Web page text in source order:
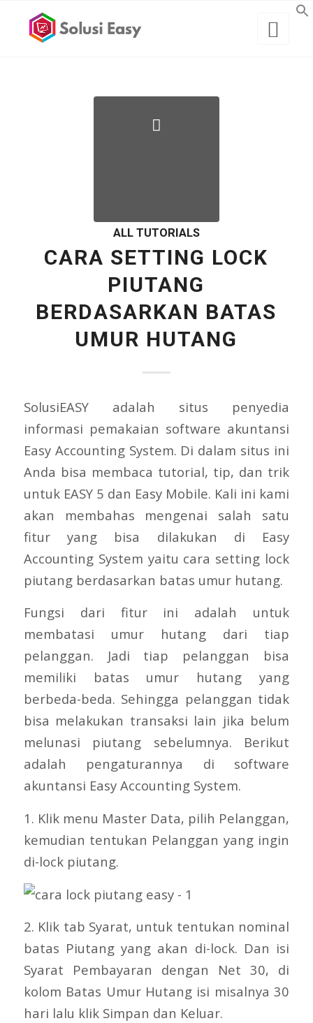
ALL TUTORIALS
CARA SETTING LOCK
PIUTANG
BERDASARKAN BATAS
UMUR HUTANG
SolusiEASY adalah situs penyedia
informasi pemakaian software akuntansi
Easy Accounting System. Di dalam situs ini
Anda bisa membaca tutorial, tip, dan trik
untuk EASY 5 dan Easy Mobile. Kali ini kami
akan membahas mengenai salah satu
fitur yang bisa dilakukan di Easy
Accounting System yaitu cara setting lock
piutang berdasarkan batas umur hutang.
Fungsi dari fitur ini adalah untuk
membatasi umur hutang dari tiap
pelanggan. Jadi tiap pelanggan bisa
memiliki batas umur hutang yang
berbeda-beda. Sehingga pelanggan tidak
bisa melakukan transaksi lain jika belum
melunasi piutang sebelumnya. Berikut
adalah pengaturannya di software
akuntansi Easy Accounting System.
1. Klik menu Master Data, pilih Pelanggan,
kemudian tentukan Pelanggan yang ingin
di-lock piutang.
2. Klik tab Syarat, untuk tentukan nominal
batas Piutang yang akan di-lock. Dan isi
Syarat Pembayaran dengan Net 30, di
kolom Batas Umur Hutang isi misalnya 30
hari lalu klik Simpan dan Keluar.